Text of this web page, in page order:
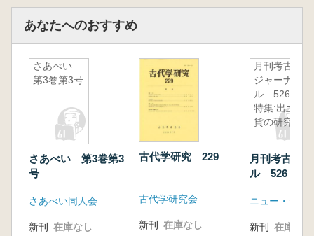
あなたへのおすすめ
さあべい
第3巻第3号
さあべい 第3巻第3
号
さあべい同人会
新刊 在庫なし
古代学研究 229
古代学研究会
新刊 在庫なし
月刊考古学
ジャーナ
ル 526
特集:出土銭
貨の研究
月刊考古学
ル 526 特
ニュー・サイ
新刊 在庫なし